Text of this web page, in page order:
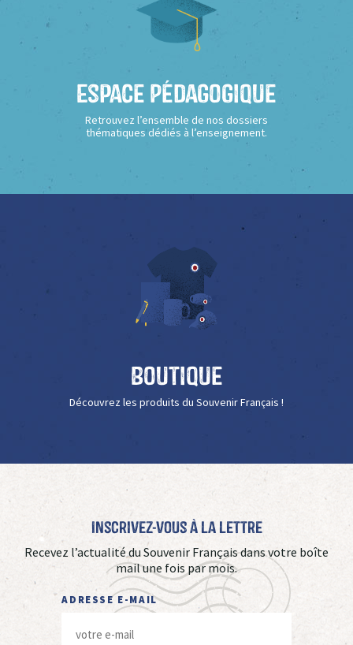
Espace Pédagogique
Retrouvez l’ensemble de nos dossiers
thématiques dédiés à l’enseignement.
Boutique
Découvrez les produits du Souvenir Français !
Inscrivez-vous à La Lettre
Recevez l’actualité du Souvenir Français dans votre boîte
mail une fois par mois.
ADRESSE E-MAIL